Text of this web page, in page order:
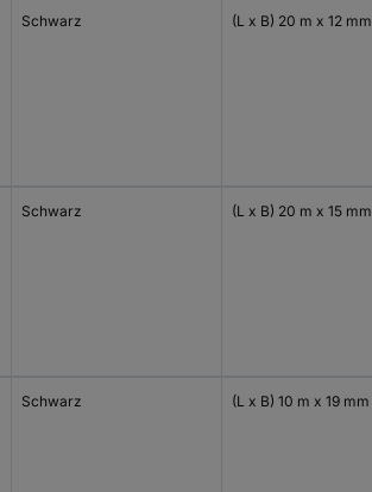
Schwarz (L x B) 20 m x 12 mm
Schwarz (L x B) 20 m x 15 mm
Schwarz (L x B) 10 m x 19 mm